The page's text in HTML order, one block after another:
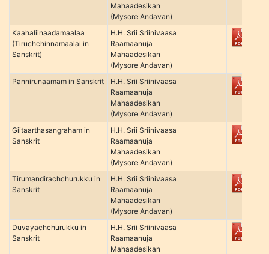
Mahaadesikan
(Mysore Andavan)
Kaahaliinaadamaalaa
(Tiruchchinnamaalai in
Sanskrit)
H.H. Srii Sriinivaasa
Raamaanuja
Mahaadesikan
(Mysore Andavan)
Pannirunaamam in Sanskrit
H.H. Srii Sriinivaasa
Raamaanuja
Mahaadesikan
(Mysore Andavan)
Giitaarthasangraham in
Sanskrit
H.H. Srii Sriinivaasa
Raamaanuja
Mahaadesikan
(Mysore Andavan)
Tirumandirachchurukku in
Sanskrit
H.H. Srii Sriinivaasa
Raamaanuja
Mahaadesikan
(Mysore Andavan)
Duvayachchurukku in
Sanskrit
H.H. Srii Sriinivaasa
Raamaanuja
Mahaadesikan